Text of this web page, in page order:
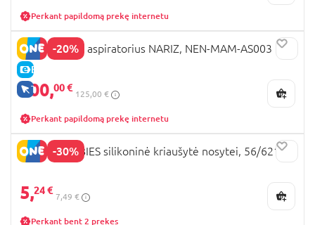
Perkant papildomą prekę internetu
-20%
E-KAINA
TIK INTERNETU
NENO nosies aspiratorius NARIZ, NEN-MAM-AS003
100,00 €
125,00 €
Perkant papildomą prekę internetu
-30%
CANPOL BABIES silikoninė kriaušytė nosytei, 56/621
5,24 €
7,49 €
Perkant bent 2 prekes